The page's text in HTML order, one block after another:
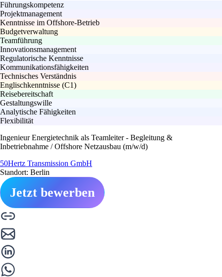
Führungskompetenz
Projektmanagement
Kenntnisse im Offshore-Betrieb
Budgetverwaltung
Teamführung
Innovationsmanagement
Regulatorische Kenntnisse
Kommunikationsfähigkeiten
Technisches Verständnis
Englischkenntnisse (C1)
Reisebereitschaft
Gestaltungswille
Analytische Fähigkeiten
Flexibilität
Ingenieur Energietechnik als Teamleiter - Begleitung &
Inbetriebnahme / Offshore Netzausbau (m/w/d)
50Hertz Transmission GmbH
Standort: Berlin
Jetzt bewerben